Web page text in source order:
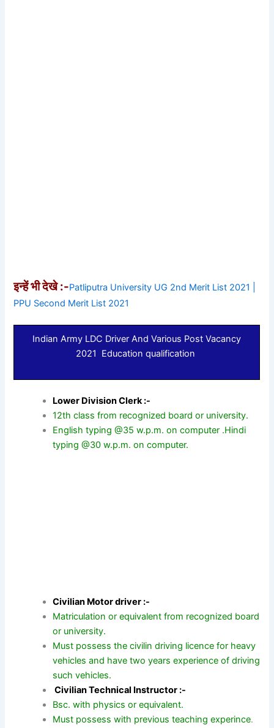
इन्हें भी देखे :-Patliputra University UG 2nd Merit List 2021 |
PPU Second Merit List 2021
Indian Army LDC Driver And Various Post Vacancy
2021 Education qualification
Lower Division Clerk :-
12th class from recognized board or university.
English typing @35 w.p.m. on computer .Hindi
typing @30 w.p.m. on computer.
Civilian Motor driver :-
Matriculation or equivalent from recognized board
or university.
Must possess the civilin driving licence for heavy
vehicles and have two years experience of driving
such vehicles.
Civilian Technical Instructor :-
Bsc. with physics or equivalent.
Must possess with previous teaching experince.